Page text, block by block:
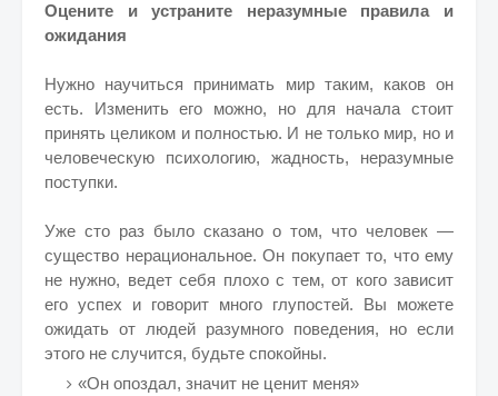
Оцените и устраните неразумные правила и
ожидания
Нужно научиться принимать мир таким, каков он
есть. Изменить его можно, но для начала стоит
принять целиком и полностью. И не только мир, но и
человеческую психологию, жадность, неразумные
поступки.
Уже сто раз было сказано о том, что человек —
существо нерациональное. Он покупает то, что ему
не нужно, ведет себя плохо с тем, от кого зависит
его успех и говорит много глупостей. Вы можете
ожидать от людей разумного поведения, но если
этого не случится, будьте спокойны.
«Он опоздал, значит не ценит меня»